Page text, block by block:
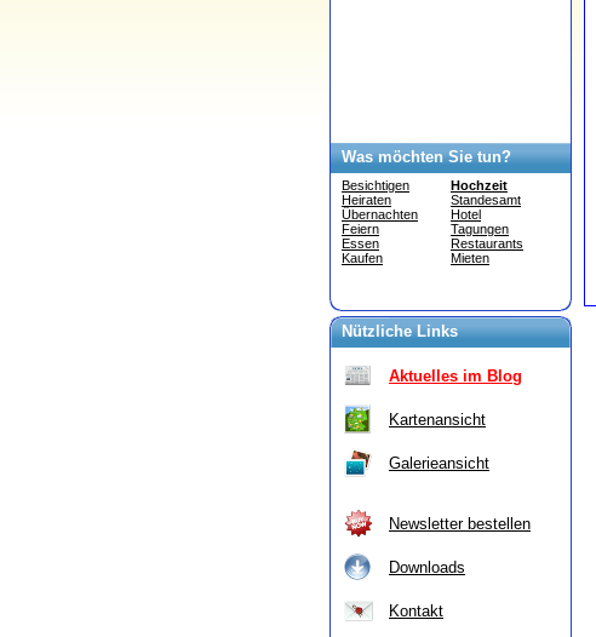
Was möchten Sie tun?
Besichtigen
Heiraten
Übernachten
Feiern
Essen
Kaufen
Hochzeit
Standesamt
Hotel
Tagungen
Restaurants
Mieten
Nützliche Links
Aktuelles im Blog
Kartenansicht
Galerieansicht
Newsletter bestellen
Downloads
Kontakt